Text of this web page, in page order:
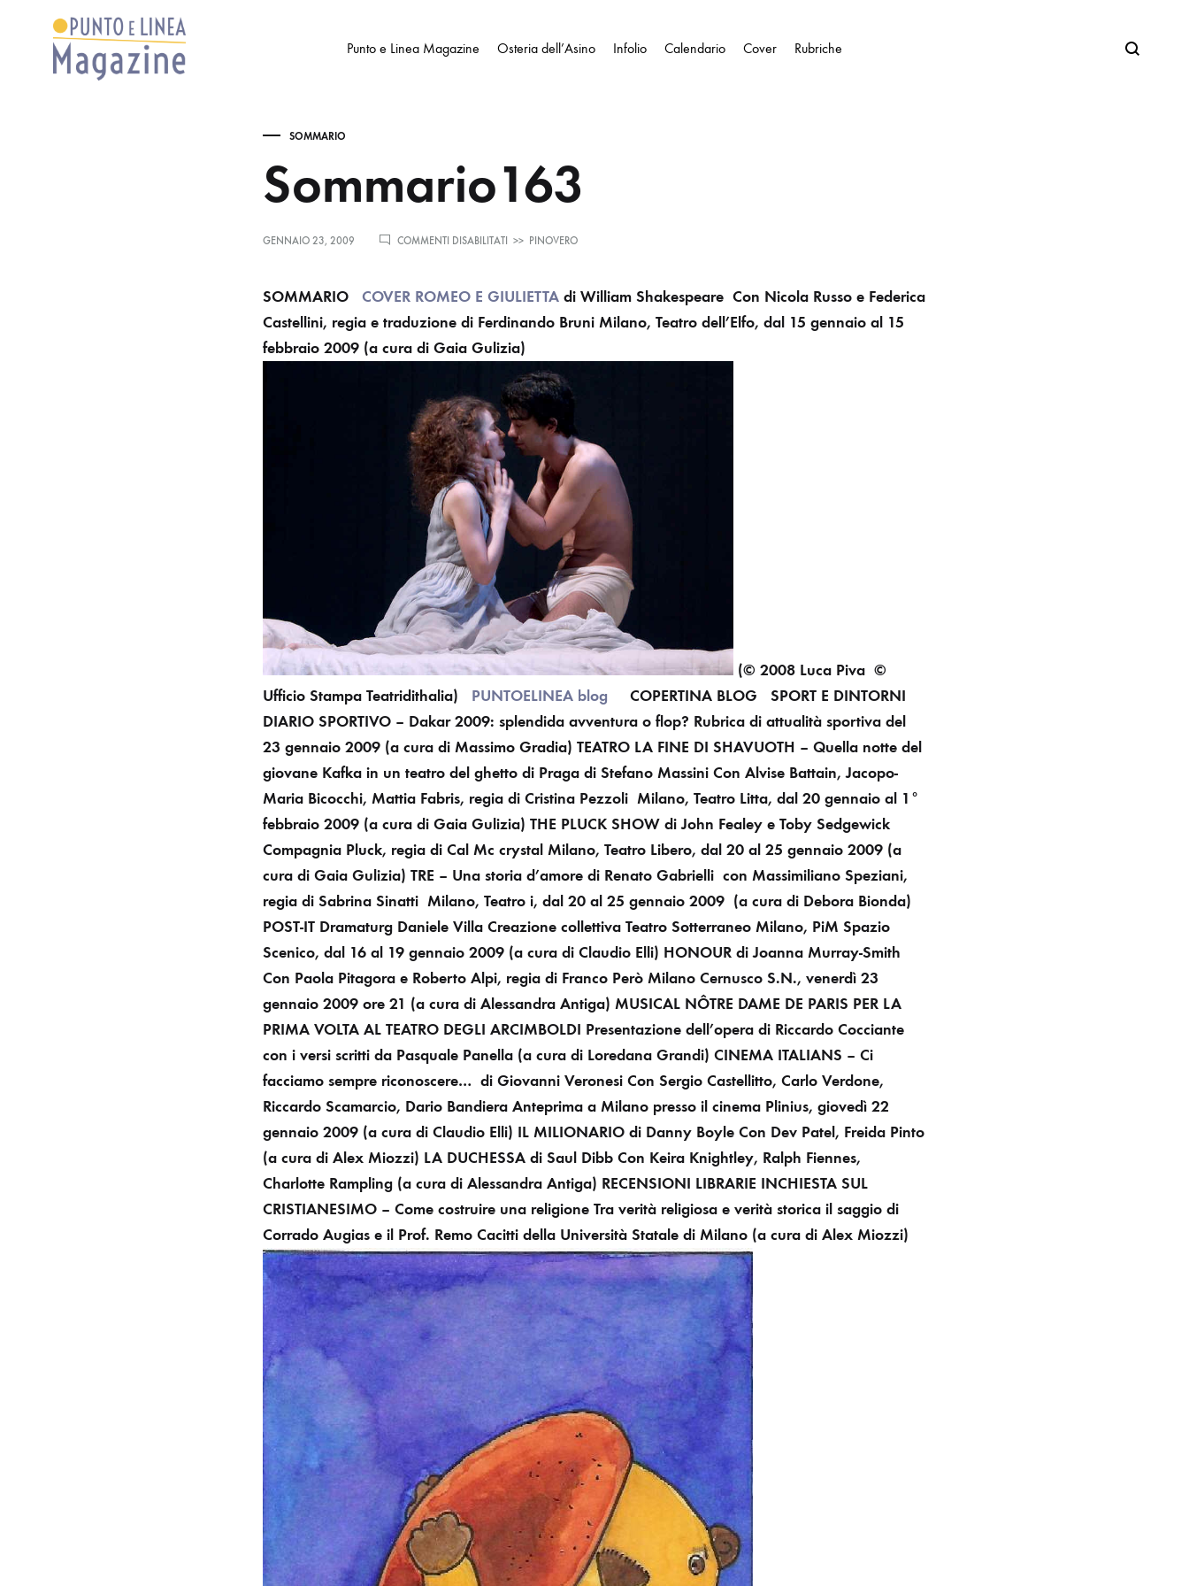
Punto e Linea Magazine Osteria dell’Asino Infolio Calendario Cover Rubriche Search
SOMMARIO
Sommario163
GENNAIO 23, 2009 COMMENTI DISABILITATI
SU
>> PINOVERO
SOMMARIO COVER ROMEO E GIULIETTA di William Shakespeare Con Nicola Russo e Federica
Castellini, regia e traduzione di Ferdinando Bruni Milano, Teatro dell’Elfo, dal 15 gennaio al 15
febbraio 2009 (a cura di Gaia Gulizia)
(© 2008 Luca Piva ©
Ufficio Stampa Teatridithalia)
PUNTOELINEA blog COPERTINA BLOG
SPORT E DINTORNI
DIARIO SPORTIVO – Dakar 2009: splendida avventura o flop? Rubrica di attualità sportiva del
23 gennaio 2009 (a cura di Massimo Gradia) TEATRO LA FINE DI SHAVUOTH – Quella notte del
giovane Kafka in un teatro del ghetto di Praga di Stefano Massini Con Alvise Battain, Jacopo-
Maria Bicocchi, Mattia Fabris, regia di Cristina Pezzoli Milano, Teatro Litta, dal 20 gennaio al 1°
febbraio 2009 (a cura di Gaia Gulizia) THE PLUCK SHOW di John Fealey e Toby Sedgewick
Compagnia Pluck, regia di Cal Mc crystal Milano, Teatro Libero, dal 20 al 25 gennaio 2009 (a
cura di Gaia Gulizia) TRE – Una storia d’amore di Renato Gabrielli con Massimiliano Speziani,
regia di Sabrina Sinatti Milano, Teatro i, dal 20 al 25 gennaio 2009 (a cura di Debora Bionda)
POST-IT Dramaturg Daniele Villa Creazione collettiva Teatro Sotterraneo Milano, PiM Spazio
Scenico, dal 16 al 19 gennaio 2009 (a cura di Claudio Elli) HONOUR di Joanna Murray-Smith
Con Paola Pitagora e Roberto Alpi, regia di Franco Però Milano Cernusco S.N., venerdì 23
gennaio 2009 ore 21 (a cura di Alessandra Antiga) MUSICAL NÔTRE DAME DE PARIS PER LA
PRIMA VOLTA AL TEATRO DEGLI ARCIMBOLDI Presentazione dell’opera di Riccardo Cocciante
con i versi scritti da Pasquale Panella (a cura di Loredana Grandi) CINEMA ITALIANS – Ci
facciamo sempre riconoscere… di Giovanni Veronesi Con Sergio Castellitto, Carlo Verdone,
Riccardo Scamarcio, Dario Bandiera Anteprima a Milano presso il cinema Plinius, giovedì 22
gennaio 2009 (a cura di Claudio Elli) IL MILIONARIO di Danny Boyle Con Dev Patel, Freida Pinto
(a cura di Alex Miozzi) LA DUCHESSA di Saul Dibb Con Keira Knightley, Ralph Fiennes,
Charlotte Rampling (a cura di Alessandra Antiga) RECENSIONI LIBRARIE INCHIESTA SUL
CRISTIANESIMO – Come costruire una religione Tra verità religiosa e verità storica il saggio di
Corrado Augias e il Prof. Remo Cacitti della Università Statale di Milano (a cura di Alex Miozzi)